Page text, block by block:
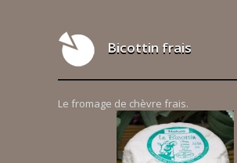
Bicottin frais
Le fromage de chèvre frais.